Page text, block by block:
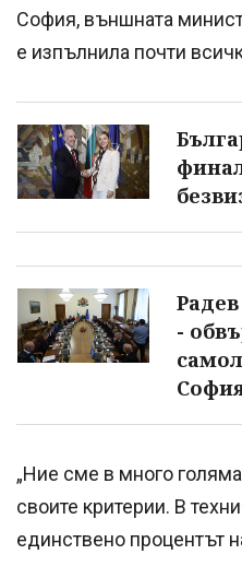
София, външната
е изпълнила почти
-
„Ние сме в много
своите критерии. В
единствено процентът